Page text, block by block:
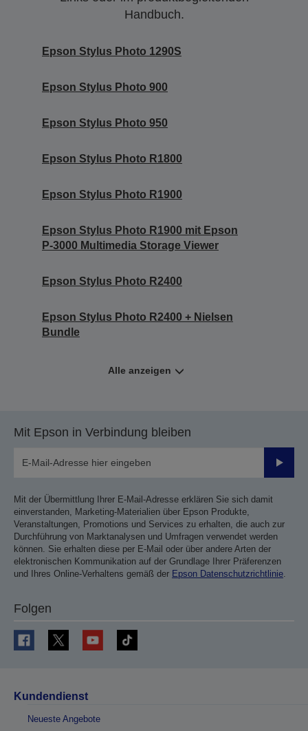
Handbuch.
Epson Stylus Photo 1290S
Epson Stylus Photo 900
Epson Stylus Photo 950
Epson Stylus Photo R1800
Epson Stylus Photo R1900
Epson Stylus Photo R1900 mit Epson
P-3000 Multimedia Storage Viewer
Epson Stylus Photo R2400
Epson Stylus Photo R2400 + Nielsen
Bundle
Alle anzeigen
Mit Epson in Verbindung bleiben
Mit der Übermittlung Ihrer E-Mail-Adresse erklären Sie sich damit
einverstanden, Marketing-Materialien über Epson Produkte,
Veranstaltungen, Promotions und Services zu erhalten, die auch zur
Durchführung von Marktanalysen und Umfragen verwendet werden
können. Sie erhalten diese per E-Mail oder über andere Arten der
elektronischen Kommunikation auf der Grundlage Ihrer Präferenzen
und Ihres Online-Verhaltens gemäß der Epson Datenschutzrichtlinie
Folgen
Kundendienst
Neueste Angebote